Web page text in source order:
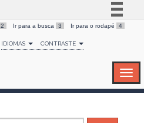
Simplifique!
Comunica BR
Canais
2 Ir para a busca 3 Ir para o rodapé 4
IDIOMAS CONTRASTE